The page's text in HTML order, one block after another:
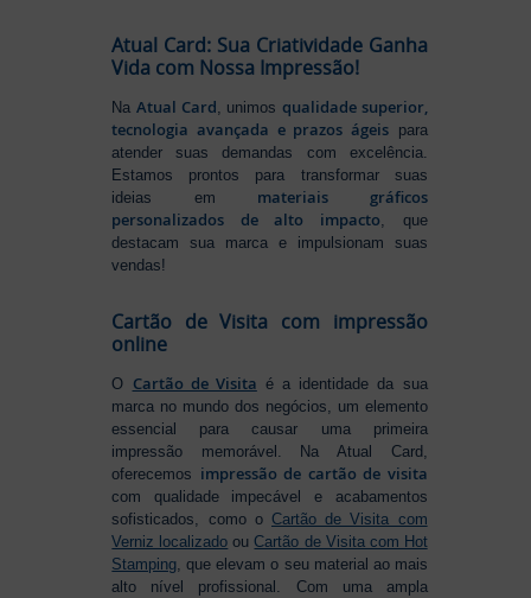
Atual Card: Sua Criatividade Ganha
Vida com Nossa Impressão!
Na Atual Card , unimos qualidade superior,
tecnologia avançada e prazos ágeispara
atender suas demandas com excelência.
Estamos prontos para transformar suas
ideias em materiais gráficos
personalizados de alto impacto , que
destacam sua marca e impulsionam suas
vendas!
Cartão de Visita com impressão
online
O Cartão de Visita é a identidade da sua
marca no mundo dos negócios, um elemento
essencial para causar uma primeira
impressão memorável. Na Atual Card,
oferecemos impressão de cartão de visita
com qualidade impecável e acabamentos
sofisticados, como o Cartão de Visita com
Verniz localizado ouCartão de Visita com Hot
Stamping, que elevam o seu material ao mais
alto nível profissional. Com uma ampla